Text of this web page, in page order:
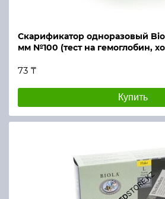
Скарификатор одноразовый
мм №100 (тест на гемоглобин,
73 ₸
Купить